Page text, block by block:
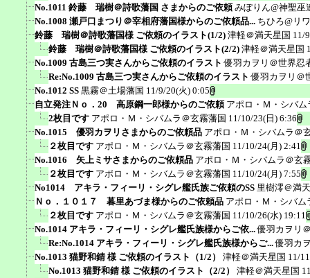
No.1011 鈴藤 瑞樹＠詩歌藩国 さまからのご依頼 みぽりん@神聖巫
No.1008 瀬戸口まつり＠宰相府藩国様からのご依頼品... ちひろ@リ
鈴藤 瑞樹＠詩歌藩国様 ご依頼のイラスト(1/2) 津軽＠満天星国 11/
鈴藤 瑞樹＠詩歌藩国様 ご依頼のイラスト(2/2) 津軽＠満天星国
No.1009 古島三つ実さんからご依頼のイラスト 優羽カヲリ＠世界忍
Re:No.1009 古島三つ実さんからご依頼のイラスト 優羽カヲリ＠
No.1012 SS 黒霧＠土場藩国 11/9/20(火) 0:05
自立発注Ｎｏ．20 高原鋼一郎様からのご依頼 アポロ・Ｍ・シバ
2枚目です アポロ・Ｍ・シバムラ＠玄霧藩国 11/10/23(日) 6:36
No.1015 優羽カヲリさまからのご依頼品 アポロ・Ｍ・シバムラ＠
２枚目です アポロ・Ｍ・シバムラ＠玄霧藩国 11/10/24(月) 2:41
No.1016 矢上ミサさまからのご依頼品 アポロ・Ｍ・シバムラ＠玄
２枚目です アポロ・Ｍ・シバムラ＠玄霧藩国 11/10/24(月) 7:55
No1014 アキラ・フィーリ・シグレ艦氏族ご依頼のSS 里樹澪＠満
Ｎｏ．１０１７ 暮里あづま様からのご依頼品 アポロ・Ｍ・シバム
２枚目です アポロ・Ｍ・シバムラ＠玄霧藩国 11/10/26(水) 19:11
No.1014 アキラ・フィーリ・シグレ艦氏族様からご依... 優羽カヲリ
Re:No.1014 アキラ・フィーリ・シグレ艦氏族様からご... 優羽カ
No.1013 猫野和錆 様 ご依頼のイラスト（1/2）
津軽＠満天星国 11/
No.1013 猫野和錆 様 ご依頼のイラスト（2/2）
津軽＠満天星国